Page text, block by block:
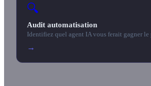
🔍
Audit automatisation
Identifiez quel agent IA vous ferait gagner le
→